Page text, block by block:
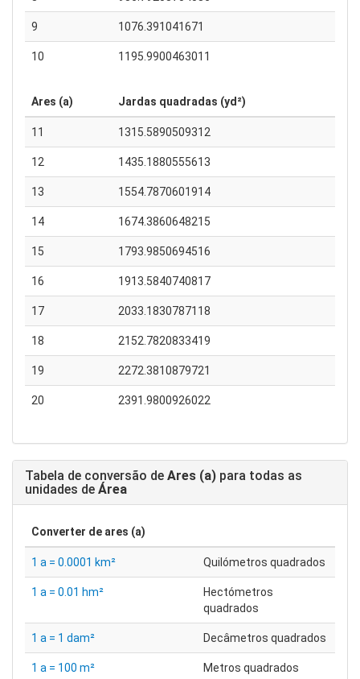
9 1076.391041671
10 1195.9900463011
Ares (a) Jardas quadradas (yd²)
11 1315.5890509312
12 1435.1880555613
13 1554.7870601914
14 1674.3860648215
15 1793.9850694516
16 1913.5840740817
17 2033.1830787118
18 2152.7820833419
19 2272.3810879721
20 2391.9800926022
Tabela de conversão de Ares (a) para todas as
unidades de Área
Converter de ares (a)
1 a = 0.0001 km² Quilómetros quadrados
1 a = 0.01 hm²
Hectómetros
quadrados
1 a = 1 dam² Decâmetros quadrados
1 a = 100 m² Metros quadrados